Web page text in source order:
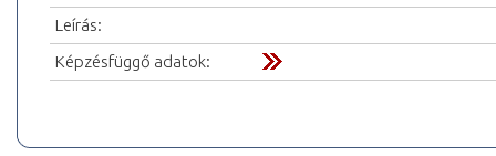
Leírás:
Képzésfüggő adatok: